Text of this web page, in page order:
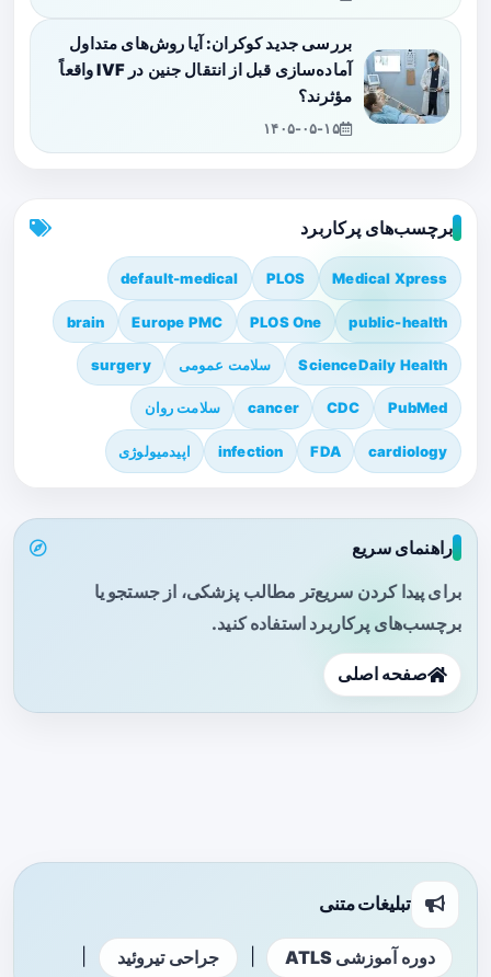
بررسی جدید کوکران: آیا روش‌های متداول
آماده‌سازی قبل از انتقال جنین در IVF واقعاً
مؤثرند؟
۱۴۰۵-۰۵-۱۵
برچسب‌های پرکاربرد
Medical Xpress
PLOS
default-medical
public-health
PLOS One
Europe PMC
brain
ScienceDaily Health سلامت عمومی surgery
PubMed
CDC
cancer سلامت روان
cardiology
FDA
infection اپیدمیولوژی
راهنمای سریع
برای پیدا کردن سریع‌تر مطالب پزشکی، از جستجو یا
برچسب‌های پرکاربرد استفاده کنید.
صفحه اصلی
تبلیغات متنی
دوره آموزشی ATLS جراحی تیروئید